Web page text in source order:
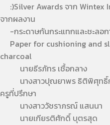
:)Silver Awards จาก Wintex
จากผลงาน
-กระดาษกันกระแทกและชะลอ
Paper for cushioning and
charcoal
นายธีรภัทร เชื้อกลาง
นางสาวปุณยาพร ธิติพิศุทธิ์
ครูที่ปรึกษา
นางสาววัชราภรณ์ แสนนา
นายเกียรติศักดิ์ บุตรสุด